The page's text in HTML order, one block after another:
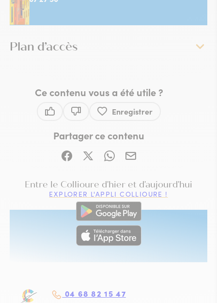
Plan d’accès
Ce contenu vous a été utile ?
Enregistrer
Partager ce contenu
Partager sur Facebook (nouvelle fenêtre)
Partager sur X / Twitter (nouvelle
Partager sur WhatsApp
Partager par mail
Entre le Collioure d'hier et d'aujourd'hui
EXPLORER L'APPLI COLLIOURE !
04 68 82 15 47